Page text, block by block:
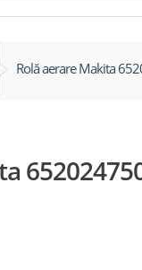
Rolă aerare Makita